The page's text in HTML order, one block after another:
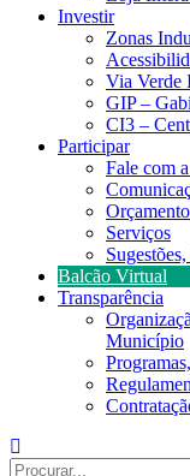
Investir
Zonas
Via Verde
GIP –
CI3 –
Participar
Fale com
Serviços
Balcão Virtual
Transparência
Município